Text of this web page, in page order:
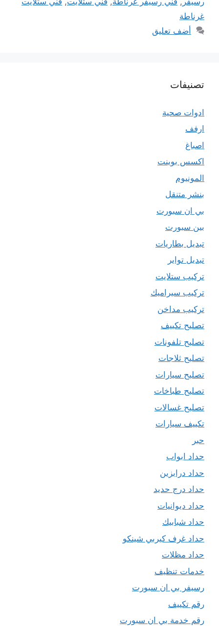
غرناطة
أضف تعليق
تصنيفات
ادوات صحية
ارفف
اصباغ
اكسس بوينت
المونيوم
بنشر متنقل
بي ان سبورت
بين سبورت
تبديل بطاريات
تبديل تواير
تركيب ستلايت
تركيب سيراميك
تركيب مداخن
تصليح تكييف
تصليح تلفونات
تصليح ثلاجات
تصليح سيارات
تصليح طباخات
تصليح غسالات
تكييف سيارات
حبر
حداد ابواب
حداد درابزين
حداد درج حديد
حداد ديوانيات
حداد شبابيك
حداد غرف كيربي شينكو
حداد مظلات
خدمات تنظيف
رسيفر بي ان سبورت
رقم تكييف
رقم خدمة بي ان سبورت